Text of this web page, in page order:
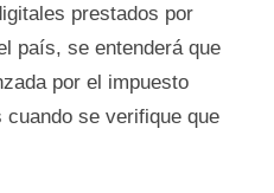
prestados por
país, se entenderá que
por el impuesto
se verifique que